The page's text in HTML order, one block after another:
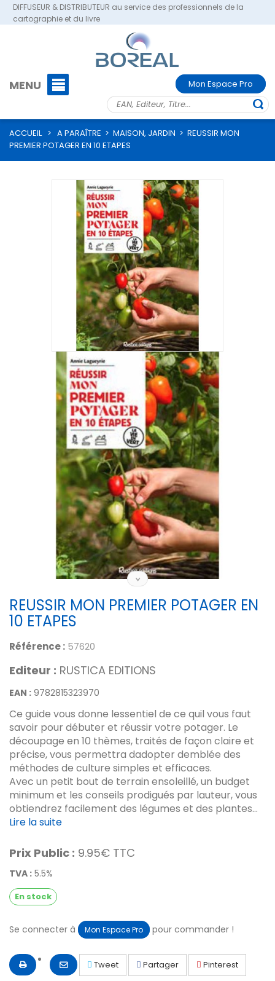
DIFFUSEUR & DISTRIBUTEUR au service des professionnels de la
cartographie et du livre
MENU Mon Espace Pro
ACCUEIL > A PARAÎTRE > MAISON, JARDIN > REUSSIR MON
PREMIER POTAGER EN 10 ETAPES
REUSSIR MON PREMIER POTAGER EN
10 ETAPES
Référence : 57620
Editeur : RUSTICA EDITIONS
EAN : 9782815323970
Ce guide vous donne lessentiel de ce quil vous faut
savoir pour débuter et réussir votre potager. Le
découpage en 10 thèmes, traités de façon claire et
précise, vous permettra dadopter demblée des
méthodes de culture simples et efficaces.
Avec un petit bout de terrain ensoleillé, un budget
minimum et les conseils prodigués par lauteur, vous
obtiendrez facilement des légumes et des plantes...
Lire la suite
Prix Public : 9.95€ TTC
TVA : 5.5%
En stock
Se connecter à Mon Espace Pro pour commander !
Tweet Partager Pinterest